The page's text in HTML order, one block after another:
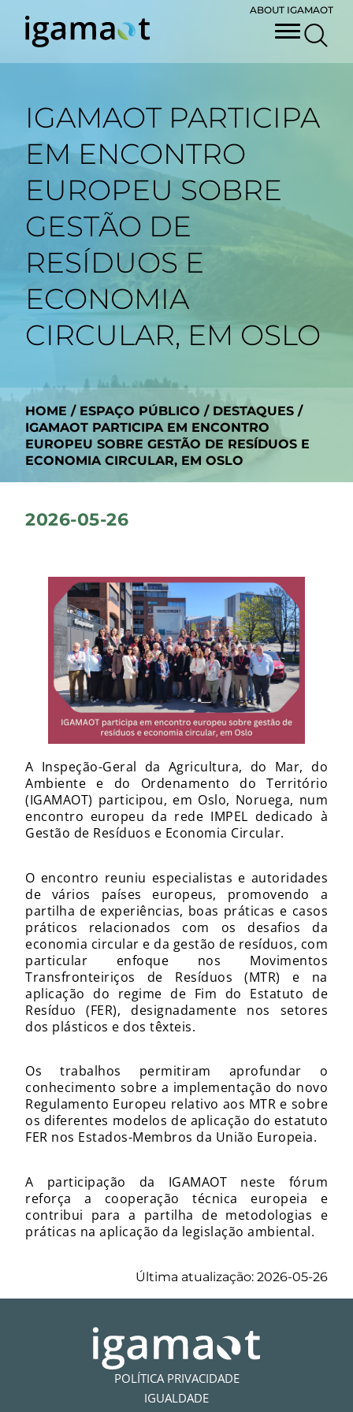
ABOUT IGAMAOT
IGAMAOT PARTICIPA
EM ENCONTRO
EUROPEU SOBRE
GESTÃO DE
RESÍDUOS E
ECONOMIA
CIRCULAR, EM OSLO
HOME / ESPAÇO PÚBLICO / DESTAQUES /
IGAMAOT PARTICIPA EM ENCONTRO
EUROPEU SOBRE GESTÃO DE RESÍDUOS E
ECONOMIA CIRCULAR, EM OSLO
2026-05-26
A Inspeção-Geral da Agricultura, do Mar, do
Ambiente e do Ordenamento do Território
(IGAMAOT) participou, em Oslo, Noruega, num
encontro europeu da rede IMPEL dedicado à
Gestão de Resíduos e Economia Circular.
O encontro reuniu especialistas e autoridades
de vários países europeus, promovendo a
partilha de experiências, boas práticas e casos
práticos relacionados com os desafios da
economia circular e da gestão de resíduos, com
particular enfoque nos Movimentos
Transfronteiriços de Resíduos (MTR) e na
aplicação do regime de Fim do Estatuto de
Resíduo (FER), designadamente nos setores
dos plásticos e dos têxteis.
Os trabalhos permitiram aprofundar o
conhecimento sobre a implementação do novo
Regulamento Europeu relativo aos MTR e sobre
os diferentes modelos de aplicação do estatuto
FER nos Estados-Membros da União Europeia.
A participação da IGAMAOT neste fórum
reforça a cooperação técnica europeia e
contribui para a partilha de metodologias e
práticas na aplicação da legislação ambiental.
Última atualização: 2026-05-26
POLÍTICA PRIVACIDADE
IGUALDADE